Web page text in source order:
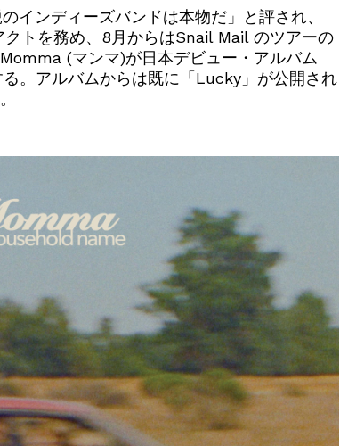
インディーズバンドは本物だ」と評され、
トを務め、8月からはSnail Mail のツアーの
(マンマ)が日本デビュー・アルバム
。アルバムからは既に「Lucky」が公開され